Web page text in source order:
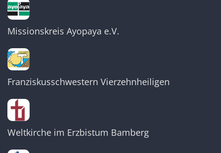
Missionskreis Ayopaya e.V.
Franziskusschwestern Vierzehnheiligen
Weltkirche im Erzbistum Bamberg